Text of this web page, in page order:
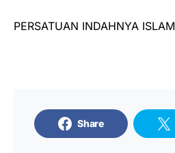
PERSATUAN INDAHNYA ISLAM
Share